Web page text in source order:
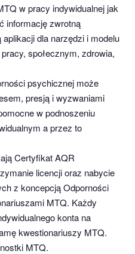
w pracy indywidualnej jak
informację zwrotną
dla narzędzi i modelu
społecznym, zdrowia,
psychicznej może
presją i wyzwaniami
w podnoszeniu
a przez to
Certyfikat AQR
licencji oraz nabycie
z koncepcją Odporności
MTQ. Każdy
konta na
kwestionariuszy MTQ.
MTQ.